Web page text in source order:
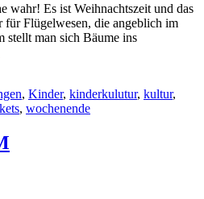
wahr! Es ist Weihnachtszeit und das
für Flügelwesen, die angeblich im
man sich Bäume ins
, Kinder, kinderkulutur, kultur,
, wochenende